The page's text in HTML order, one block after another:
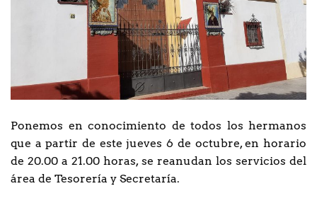
Ponemos en conocimiento de todos los hermanos
que a partir de este jueves 6 de octubre, en horario
de 20.00 a 21.00 horas, se reanudan los servicios del
área de Tesorería y Secretaría.